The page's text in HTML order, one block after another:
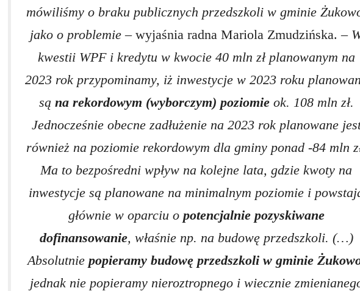
mówiliśmy o braku publicznych przedszkoli w gminie
jako o problemie –wyjaśnia radna Mariola Zmudzińska.–
kwestii WPF i kredytu w kwocie 40 mln zł planowanym na
2023 rok przypominamy, iż inwestycje w 2023 roku
są na rekordowym (wyborczym) poziomieok. 108 mln zł.
Jednocześnie obecne zadłużenie na 2023 rok planowane
również na poziomie rekordowym dla gminy ponad -84 mln
Ma to bezpośredni wpływ na kolejne lata, gdzie kwoty na
inwestycje są planowane na minimalnym poziomie i
głównie w oparciu o potencjalnie pozyskiwane
dofinansowanie, właśnie np. na budowę przedszkoli. (…)
Absolutnie popieramy budowę przedszkoli w gminie
jednak nie popieramy nieroztropnego i wiecznie